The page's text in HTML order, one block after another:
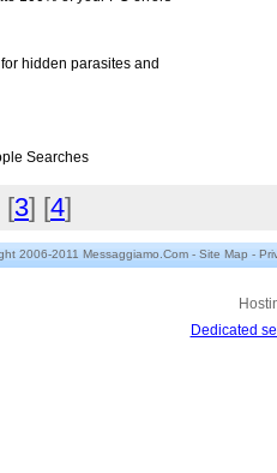
hidden parasites and
Searches
[3] [4]
2006-2011 Messaggiamo.Com - Site Map -
Dedicated